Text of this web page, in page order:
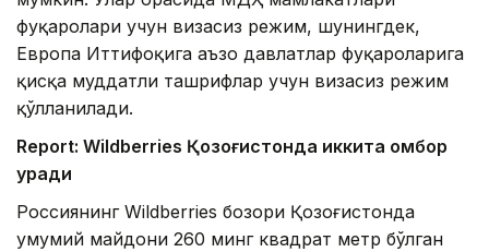
фуқаролари учун визасиз режим, шунингдек,
Европа Иттифоқига аъзо давлатлар фуқароларига
қисқа муддатли ташрифлар учун визасиз режим
қўлланилади.
Report: Wildberries Қозоғистонда иккита омбор
қуради
Россиянинг Wildberries бозори Қозоғистонда
умумий майдони 260 минг квадрат метр бўлган